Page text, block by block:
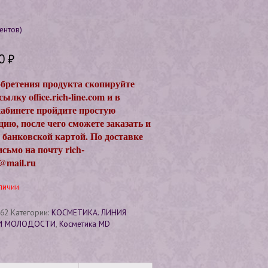
₽
продукта скопируйте
office.rich-line.com и в
пройдите простую
после чего сможете заказать и
картой. По доставке
на почту rich-
Категории:КОСМЕТИКА. ЛИНИЯ
МОЛОДОСТИ,Косметика МD